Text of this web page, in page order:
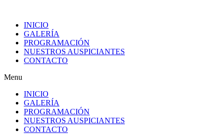
INICIO
GALERÍA
PROGRAMACIÓN
NUESTROS AUSPICIANTES
CONTACTO
Menu
INICIO
GALERÍA
PROGRAMACIÓN
NUESTROS AUSPICIANTES
CONTACTO